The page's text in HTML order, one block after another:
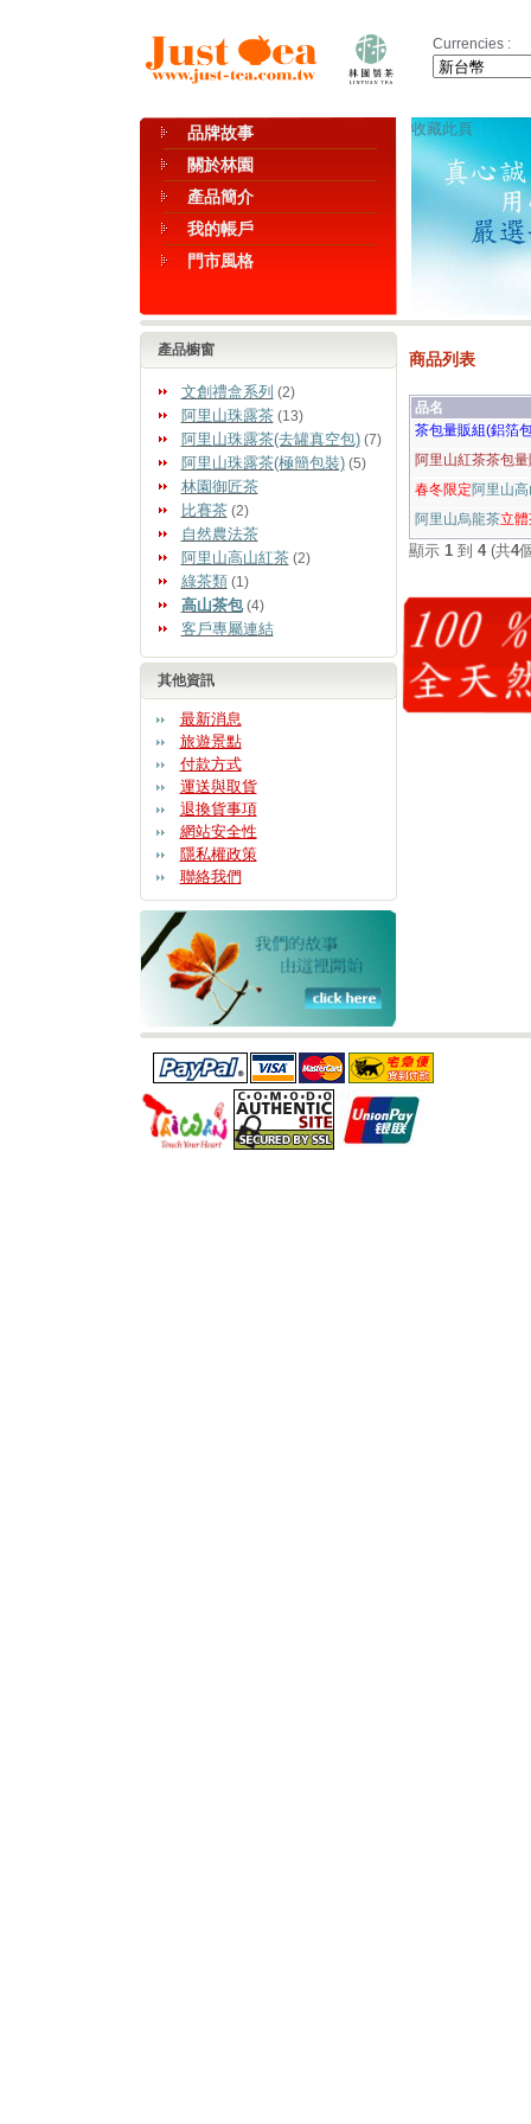
Currencies :
品牌故事
關於林園
產品簡介
我的帳戶
門市風格
收藏此頁
產品櫥窗
文創禮盒系列 (2)
阿里山珠露茶(13)
阿里山珠露茶(去罐真空包)(7)
阿里山珠露茶(極簡包裝)(5)
林園御匠茶
比賽茶(2)
自然農法茶
阿里山高山紅茶(2)
綠茶類 (1)
高山茶包(4)
客戶專屬連結
其他資訊
最新消息
旅遊景點
付款方式
運送與取貨
退換貨事項
網站安全性
隱私權政策
聯絡我們
商品列表
品名
茶包量販組(鋁箔
阿里山紅茶茶包
春冬限定阿里山
阿里山烏龍茶立
顯示 1到 4(共4